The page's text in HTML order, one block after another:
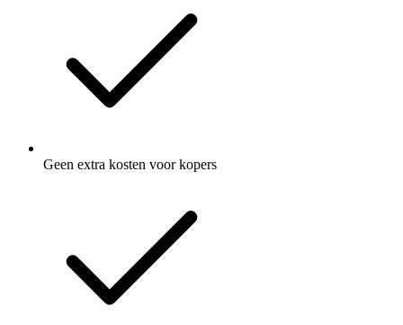
Geen extra kosten voor kopers